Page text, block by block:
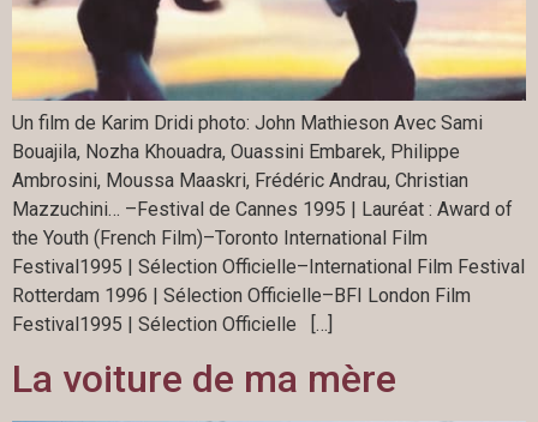
Un film de Karim Dridi photo: John Mathieson Avec Sami
Bouajila, Nozha Khouadra, Ouassini Embarek, Philippe
Ambrosini, Moussa Maaskri, Frédéric Andrau, Christian
Mazzuchini… –Festival de Cannes 1995 | Lauréat : Award of
the Youth (French Film)–Toronto International Film
Festival1995 | Sélection Officielle–International Film Festival
Rotterdam 1996 | Sélection Officielle–BFI London Film
Festival1995 | Sélection Officielle […]
La voiture de ma mère